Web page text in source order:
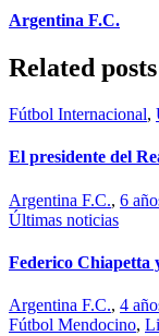
Argentina F.C.
Related posts
Fútbol Internacional,
El presidente del
Argentina F.C., 6
Últimas noticias
Federico Chiapetta
Argentina F.C., 4
Fútbol Mendocino,